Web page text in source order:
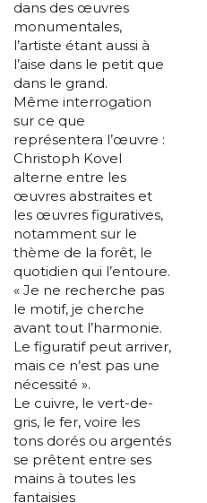
dans des œuvres
monumentales,
l’artiste étant aussi à
l’aise dans le petit que
dans le grand.
Même interrogation
sur ce que
représentera l’œuvre :
Christoph Kovel
alterne entre les
œuvres abstraites et
les œuvres figuratives,
notamment sur le
thème de la forêt, le
quotidien qui l’entoure.
« Je ne recherche pas
le motif, je cherche
avant tout l’harmonie.
Le figuratif peut arriver,
mais ce n’est pas une
nécessité ».
Le cuivre, le vert-de-
gris, le fer, voire les
tons dorés ou argentés
se prêtent entre ses
mains à toutes les
fantaisies